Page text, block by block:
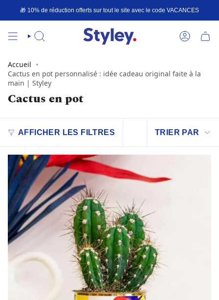
contenu
page
🎁 10% de réduction offerts sur tout le site avec le code VACANCES
RECHERCHE COMPTE
Accueil
Cactus en pot personnalisé : idée cadeau original faite à la
main | Styley
Cactus en pot
AFFICHER LES FILTRES Trier
par
TRIER PAR